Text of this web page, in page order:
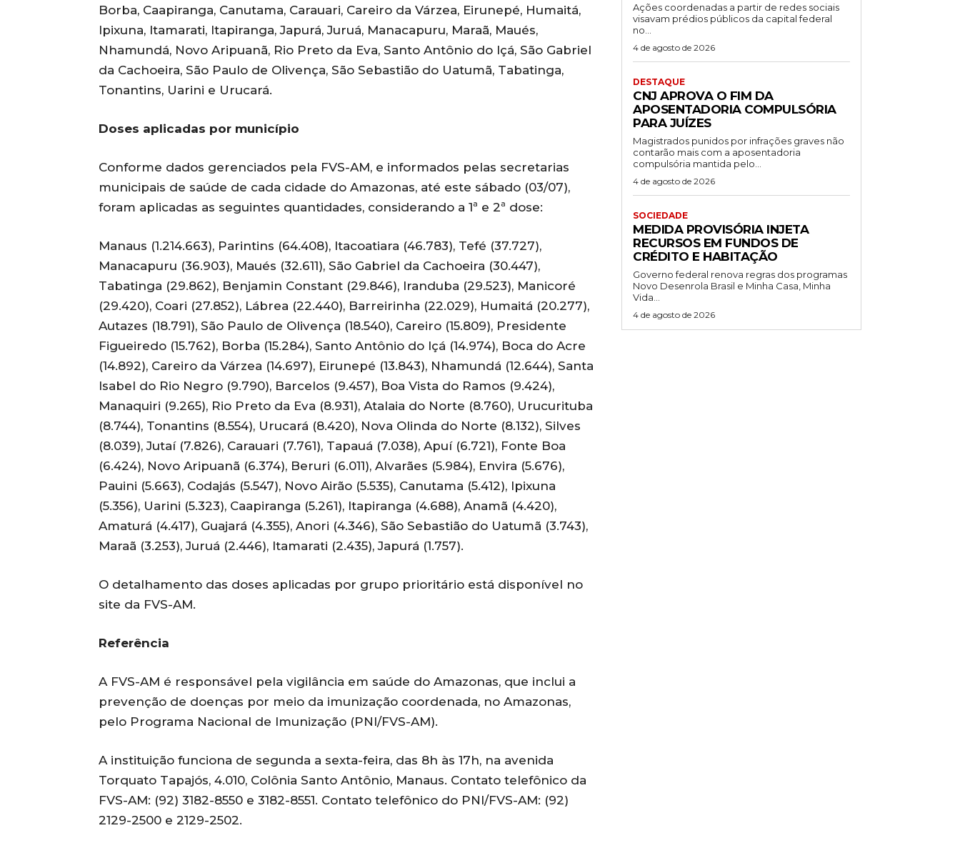
Borba, Caapiranga, Canutama, Carauari, Careiro da Várzea, Eirunepé, Humaitá,
Ipixuna, Itamarati, Itapiranga, Japurá, Juruá, Manacapuru, Maraã, Maués,
Nhamundá, Novo Aripuanã, Rio Preto da Eva, Santo Antônio do Içá, São Gabriel
da Cachoeira, São Paulo de Olivença, São Sebastião do Uatumã, Tabatinga,
Tonantins, Uarini e Urucará.
Doses aplicadas por município
Conforme dados gerenciados pela FVS-AM, e informados pelas secretarias
municipais de saúde de cada cidade do Amazonas, até este sábado (03/07),
foram aplicadas as seguintes quantidades, considerando a 1ª e 2ª dose:
Manaus (1.214.663), Parintins (64.408), Itacoatiara (46.783), Tefé (37.727),
Manacapuru (36.903), Maués (32.611), São Gabriel da Cachoeira (30.447),
Tabatinga (29.862), Benjamin Constant (29.846), Iranduba (29.523), Manicoré
(29.420), Coari (27.852), Lábrea (22.440), Barreirinha (22.029), Humaitá (20.277),
Autazes (18.791), São Paulo de Olivença (18.540), Careiro (15.809), Presidente
Figueiredo (15.762), Borba (15.284), Santo Antônio do Içá (14.974), Boca do Acre
(14.892), Careiro da Várzea (14.697), Eirunepé (13.843), Nhamundá (12.644), Santa
Isabel do Rio Negro (9.790), Barcelos (9.457), Boa Vista do Ramos (9.424),
Manaquiri (9.265), Rio Preto da Eva (8.931), Atalaia do Norte (8.760), Urucurituba
(8.744), Tonantins (8.554), Urucará (8.420), Nova Olinda do Norte (8.132), Silves
(8.039), Jutaí (7.826), Carauari (7.761), Tapauá (7.038), Apuí (6.721), Fonte Boa
(6.424), Novo Aripuanã (6.374), Beruri (6.011), Alvarães (5.984), Envira (5.676),
Pauini (5.663), Codajás (5.547), Novo Airão (5.535), Canutama (5.412), Ipixuna
(5.356), Uarini (5.323), Caapiranga (5.261), Itapiranga (4.688), Anamã (4.420),
Amaturá (4.417), Guajará (4.355), Anori (4.346), São Sebastião do Uatumã (3.743),
Maraã (3.253), Juruá (2.446), Itamarati (2.435), Japurá (1.757).
O detalhamento das doses aplicadas por grupo prioritário está disponível no
site da FVS-AM.
Referência
A FVS-AM é responsável pela vigilância em saúde do Amazonas, que inclui a
prevenção de doenças por meio da imunização coordenada, no Amazonas,
pelo Programa Nacional de Imunização (PNI/FVS-AM).
A instituição funciona de segunda a sexta-feira, das 8h às 17h, na avenida
Torquato Tapajós, 4.010, Colônia Santo Antônio, Manaus. Contato telefônico da
FVS-AM: (92) 3182-8550 e 3182-8551. Contato telefônico do PNI/FVS-AM: (92)
2129-2500 e 2129-2502.
Ações coordenadas a partir de redes sociais
visavam prédios públicos da capital federal
no...
4 de agosto de 2026
DESTAQUE
CNJ APROVA O FIM DA
APOSENTADORIA COMPULSÓRIA
PARA JUÍZES
Magistrados punidos por infrações graves não
contarão mais com a aposentadoria
compulsória mantida pelo...
4 de agosto de 2026
SOCIEDADE
MEDIDA PROVISÓRIA INJETA
RECURSOS EM FUNDOS DE
CRÉDITO E HABITAÇÃO
Governo federal renova regras dos programas
Novo Desenrola Brasil e Minha Casa, Minha
Vida...
4 de agosto de 2026